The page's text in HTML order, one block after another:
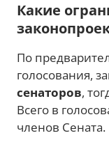
Какие
По
голосования,
сенаторов,
Всего в
членов Сената.